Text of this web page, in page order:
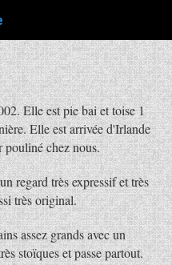
Elle est pie bai et toise 1
Elle est arrivée d'Irlande
pouliné chez nous.
regard très expressif et très
très original.
assez grands avec un
stoïques et passe partout.